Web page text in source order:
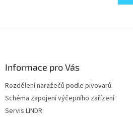
Informace pro Vás
Rozdělení naražečů podle pivovarů
Schéma zapojení výčepního zařízení
Servis LINDR